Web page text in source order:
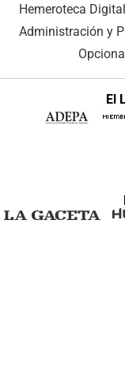
Hemeroteca
Administración y
El